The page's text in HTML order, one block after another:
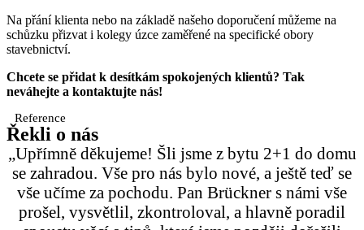
Na přání klienta nebo na základě našeho doporučení můžeme na
schůzku přizvat i kolegy úzce zaměřené na specifické obory
stavebnictví.
Chcete se přidat k desítkám spokojených klientů? Tak
neváhejte a kontaktujte nás!
Reference
Řekli o nás
„Upřímně děkujeme! Šli jsme z bytu 2+1 do domu
se zahradou. Vše pro nás bylo nové, a ještě teď se
vše učíme za pochodu. Pan Brückner s námi vše
prošel, vysvětlil, zkontroloval, a hlavně poradil